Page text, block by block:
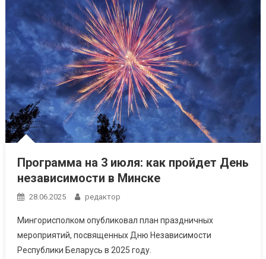
Программа на 3 июля: как пройдет День
независимости в Минске
28.06.2025 редактор
Мингорисполком опубликовал план праздничных
мероприятий, посвященных Дню Независимости
Республики Беларусь в 2025 году.